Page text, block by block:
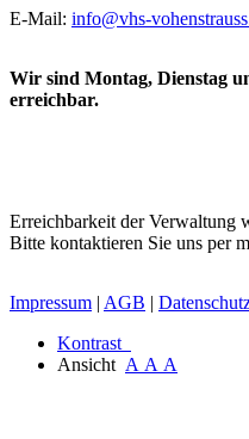
E-Mail: info@vhs-
Wir sind Montag, Dienstag
erreichbar.
Erreichbarkeit der Verwaltung
Bitte kontaktieren Sie uns per
Impressum | AGB |
Kontrast
Ansicht A A A